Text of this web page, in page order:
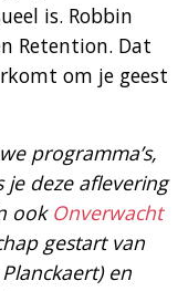
is. Robbin
Retention. Dat
om je geest
programma’s,
je deze aflevering
ook Onverwacht
gestart van
en